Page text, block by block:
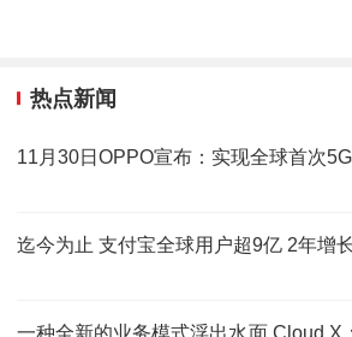
热点新闻
11月30日OPPO宣布：实现全球首次
迄今为止 支付宝全球用户超9亿 2年增